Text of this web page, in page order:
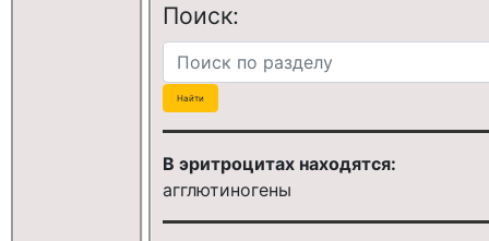
Поиск:
В эритроцитах находятся:
агглютиногены